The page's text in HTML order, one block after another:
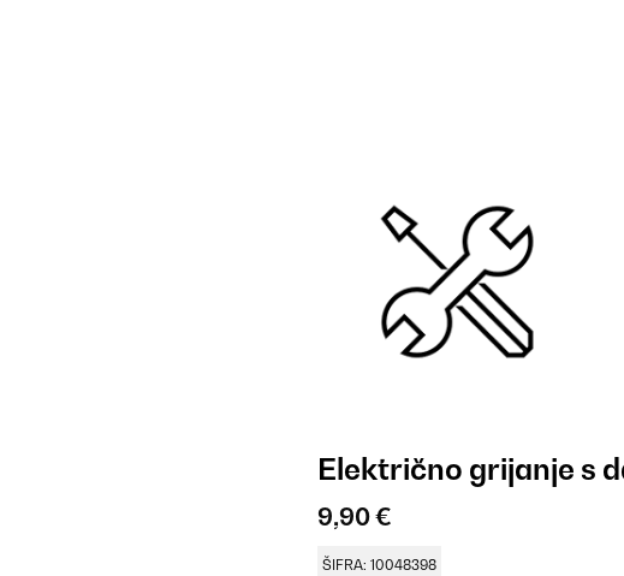
Električno grijanje s
9,90 €
ŠIFRA: 10048398